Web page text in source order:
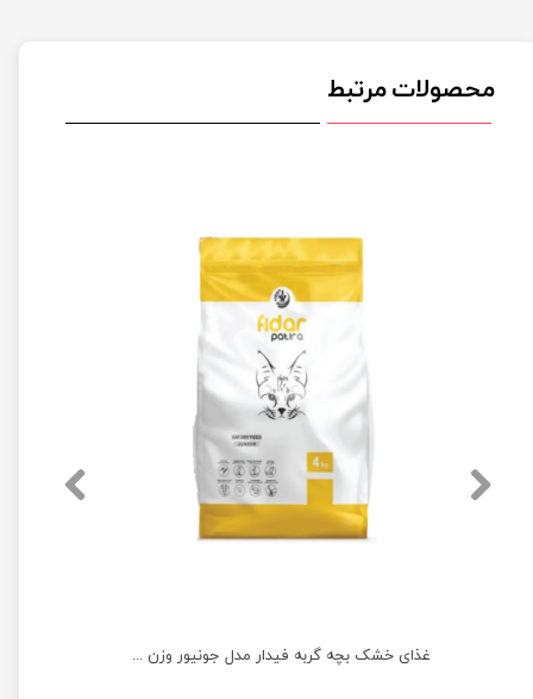
محصولات مرتبط
غذای خشک بچه گربه فیدار مدل جونیور وزن 4 کیلوگرم